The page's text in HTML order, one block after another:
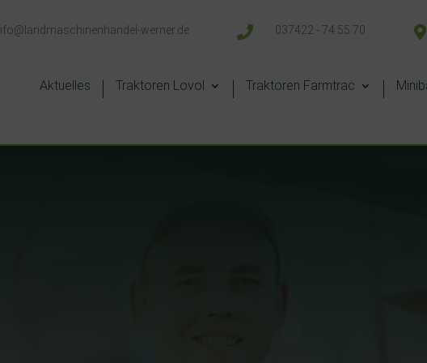
werner.de  037422 - 74 55 70 
Aktuelles Traktoren Lovol Traktoren Farmtrac